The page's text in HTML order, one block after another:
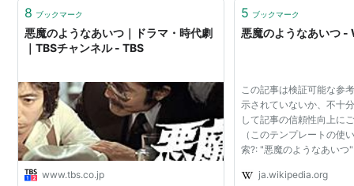
夢さん（阿部昇二）
佐々木医師（三宅康夫）
マキ（長谷川直美）
左川（岸部修三）
主題歌
沢田研二「時の過ぎゆくままに」
8 ブックマーク
悪魔のようなあいつ｜ドラマ・時代劇
｜TBSチャンネル - TBS
www.tbs.co.jp
5 ブックマーク
悪魔のようなあいつ
この記事は検証可能な参
示されていないか、不十
して記事の信頼性向上に
（このテンプレートの使
索?: "悪魔のようなあいつ"
ャパンサーチ · TWL
ja.wikipedia.org